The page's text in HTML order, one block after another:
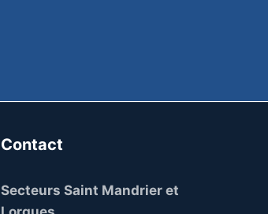
Contact
Secteurs Saint Mandrier et